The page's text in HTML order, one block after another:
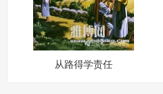
从路得学责任